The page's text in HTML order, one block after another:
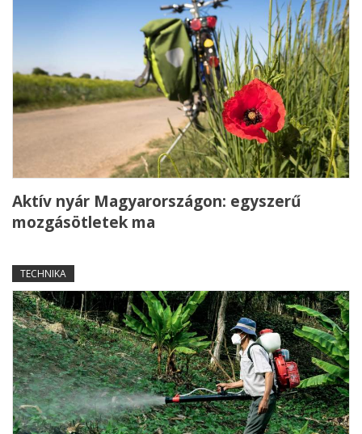
Aktív nyár Magyarországon: egyszerű
mozgásötletek ma
TECHNIKA